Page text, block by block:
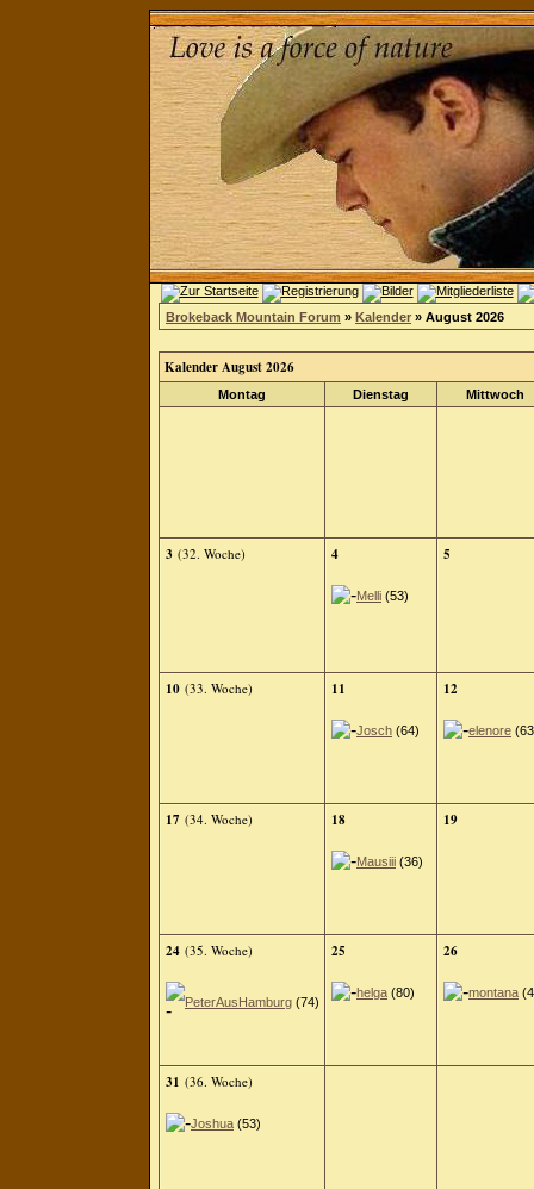
Brokeback Mountain Forum » Kalender » August 2026
Kalender August 2026
Montag Dienstag Mittwoch
3 (32. Woche) 4
Melli (53)
5
10 (33. Woche) 11
Josch (64)
12
elenore
17 (34. Woche) 18
Mausiii (36)
19
24 (35. Woche)
PeterAusHamburg (74)
25
helga (80)
26
montana
31 (36. Woche)
Joshua (53)